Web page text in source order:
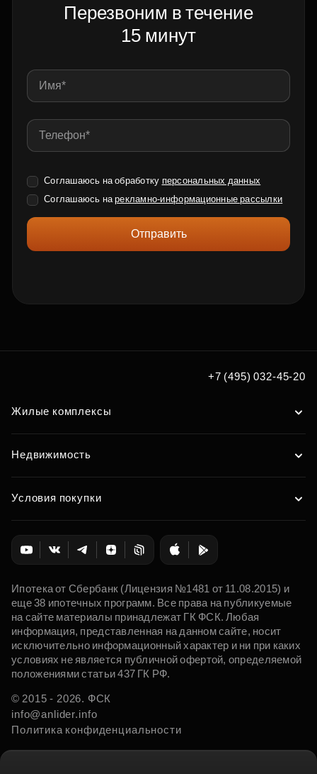
Перезвоним в течение
15 минут
Соглашаюсь на обработку персональных данных
Соглашаюсь нарекламно-информационные рассылки
Отправить
+7 (495) 032-45-20
Жилые комплексы
Недвижимость
Условия покупки
Ипотека от Сбербанк (Лицензия №1481 от 11.08.2015) и
еще 38 ипотечных программ. Все права на публикуемые
на сайте материалы принадлежат ГК ФСК. Любая
информация, представленная на данном сайте, носит
исключительно информационный характер и ни при каких
условиях не является публичной офертой, определяемой
положениями статьи 437 ГК РФ.
© 2015 - 2026. ФСК
info@anlider.info
Политика конфиденциальности